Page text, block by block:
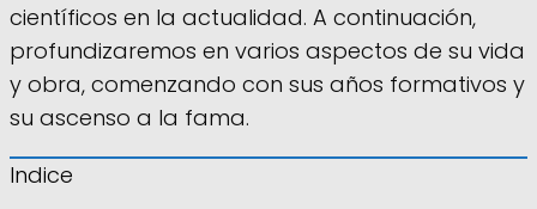
científicos en la actualidad. A continuación,
profundizaremos en varios aspectos de su vida
y obra, comenzando con sus años formativos y
su ascenso a la fama.
Indice